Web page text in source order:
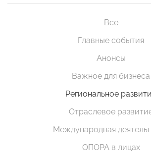
Все
Главные события
Анонсы
Важное для бизнеса
Региональное
Отраслевое
Международная
ОПОРА в лицах